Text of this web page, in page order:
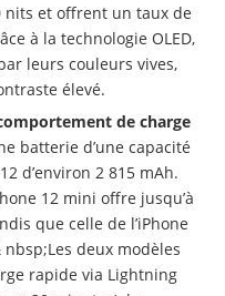
nits et offrent un taux de
à la technologie OLED,
leurs couleurs vives,
élevé.
de charge
batterie d’une capacité
d’environ 2 815 mAh.
12 mini offre jusqu’à
que celle de l’iPhone
deux modèles
rapide via Lightning